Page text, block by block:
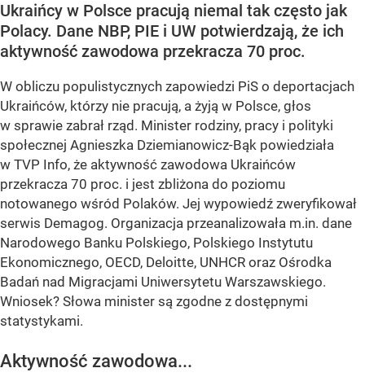
Ukraińcy w Polsce pracują niemal tak często jak
Polacy. Dane NBP, PIE i UW potwierdzają, że ich
aktywność zawodowa przekracza 70 proc.
W obliczu populistycznych zapowiedzi PiS o deportacjach
Ukraińców, którzy nie pracują, a żyją w Polsce, głos
w sprawie zabrał rząd. Minister rodziny, pracy i polityki
społecznej Agnieszka Dziemianowicz-Bąk powiedziała
w TVP Info, że aktywność zawodowa Ukraińców
przekracza 70 proc. i jest zbliżona do poziomu
notowanego wśród Polaków. Jej wypowiedź zweryfikował
serwis Demagog. Organizacja przeanalizowała m.in. dane
Narodowego Banku Polskiego, Polskiego Instytutu
Ekonomicznego, OECD, Deloitte, UNHCR oraz Ośrodka
Badań nad Migracjami Uniwersytetu Warszawskiego.
Wniosek? Słowa minister są zgodne z dostępnymi
statystykami.
Aktywność zawodowa...